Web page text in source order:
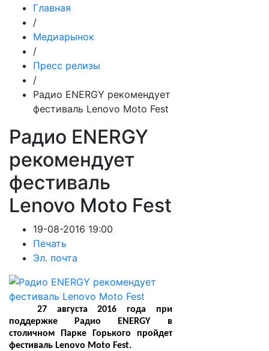
Главная
/
Медиарынок
/
Пресс релизы
/
Радио ENERGY рекомендует
фестиваль Lenovo Moto Fest
Радио ENERGY
рекомендует
фестиваль
Lenovo Moto Fest
19-08-2016 19:00
Печать
Эл. почта
27 августа 2016 года при
поддержке Радио
ENERGY в
столичном Парке Горького пройдет
фестиваль Lenovo Moto Fest.